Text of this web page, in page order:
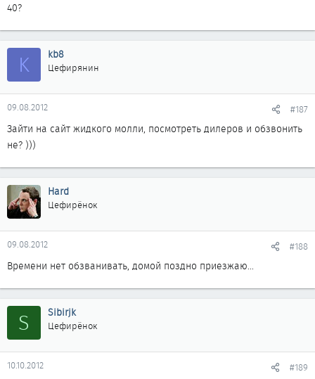
40?
K kb8
Цефирянин
09.08.2012 #187
Зайти на сайт жидкого молли, посмотреть дилеров и обзвонить
не? )))
Hard
Цефирёнок
09.08.2012 #188
Времени нет обзванивать, домой поздно приезжаю...
S Sibirjk
Цефирёнок
10.10.2012 #189